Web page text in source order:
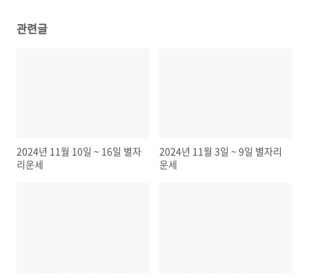
관련글
2024년 11월 10일 ~ 16일 별자
리운세
2024년 11월 3일 ~ 9일 별자리
운세